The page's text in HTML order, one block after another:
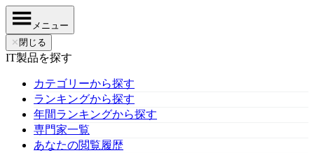
メニュー
✕ 閉じる
IT製品を探す
カテゴリーから探す
ランキングから探す
年間ランキングから探す
専門家一覧
あなたの閲覧履歴